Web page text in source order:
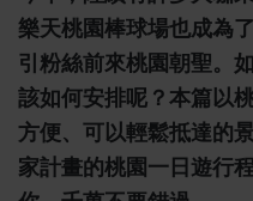
樂天桃園棒球場也成為
引粉絲前來桃園朝聖。
該如何安排呢？本篇以
方便、可以輕鬆抵達的
家計畫的桃園一日遊行